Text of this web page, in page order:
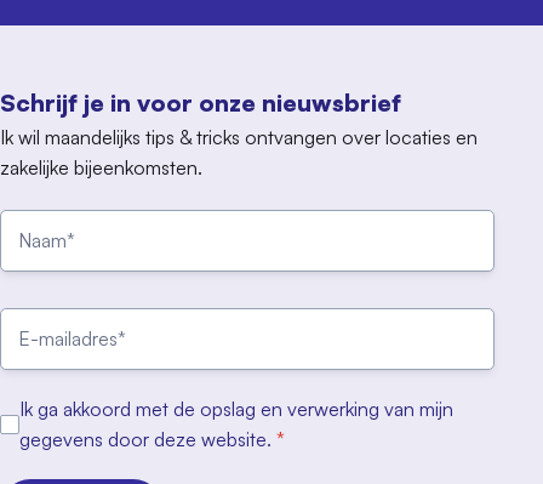
Schrijf je in voor onze nieuwsbrief
Ik wil maandelijks tips & tricks ontvangen over locaties en
zakelijke bijeenkomsten.
Ik ga akkoord met de opslag en verwerking van mijn
gegevens door deze website. *